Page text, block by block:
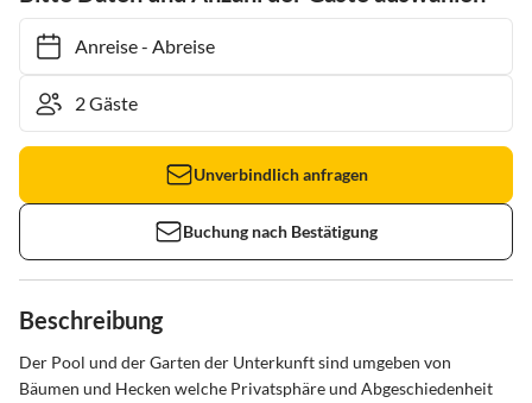
Anreise- Abreise
Unverbindlich anfragen
Buchung nach Bestätigung
Beschreibung
Der Pool und der Garten der Unterkunft sind umgeben von
Bäumen und Hecken welche Privatsphäre und Abgeschiedenheit